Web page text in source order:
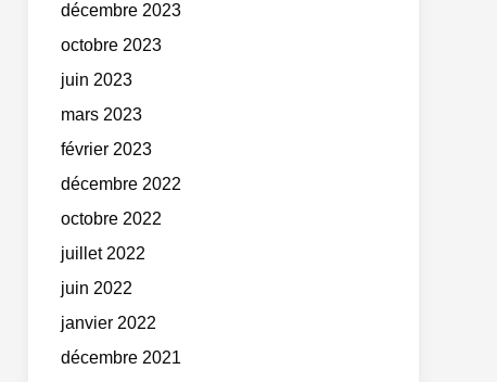
décembre 2023
octobre 2023
juin 2023
mars 2023
février 2023
décembre 2022
octobre 2022
juillet 2022
juin 2022
janvier 2022
décembre 2021